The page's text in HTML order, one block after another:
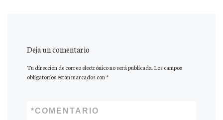
Deja un comentario
Tu dirección de correo electrónico no será publicada.Los campos
obligatorios están marcados con*
COMENTARIO
*